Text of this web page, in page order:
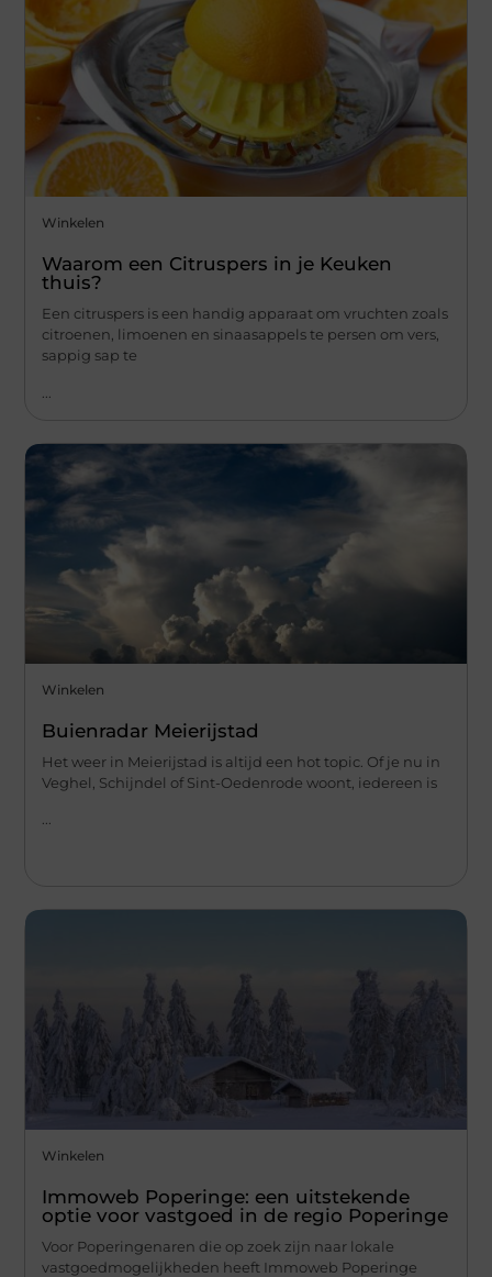
Winkelen
Waarom een Citruspers in je Keuken
thuis?
Een citruspers is een handig apparaat om vruchten zoals
citroenen, limoenen en sinaasappels te persen om vers,
sappig sap te
Winkelen
Buienradar Meierijstad
Het weer in Meierijstad is altijd een hot topic. Of je nu in
Veghel, Schijndel of Sint-Oedenrode woont, iedereen is
Winkelen
Immoweb Poperinge: een uitstekende
optie voor vastgoed in de regio Poperinge
Voor Poperingenaren die op zoek zijn naar lokale
vastgoedmogelijkheden heeft Immoweb Poperinge